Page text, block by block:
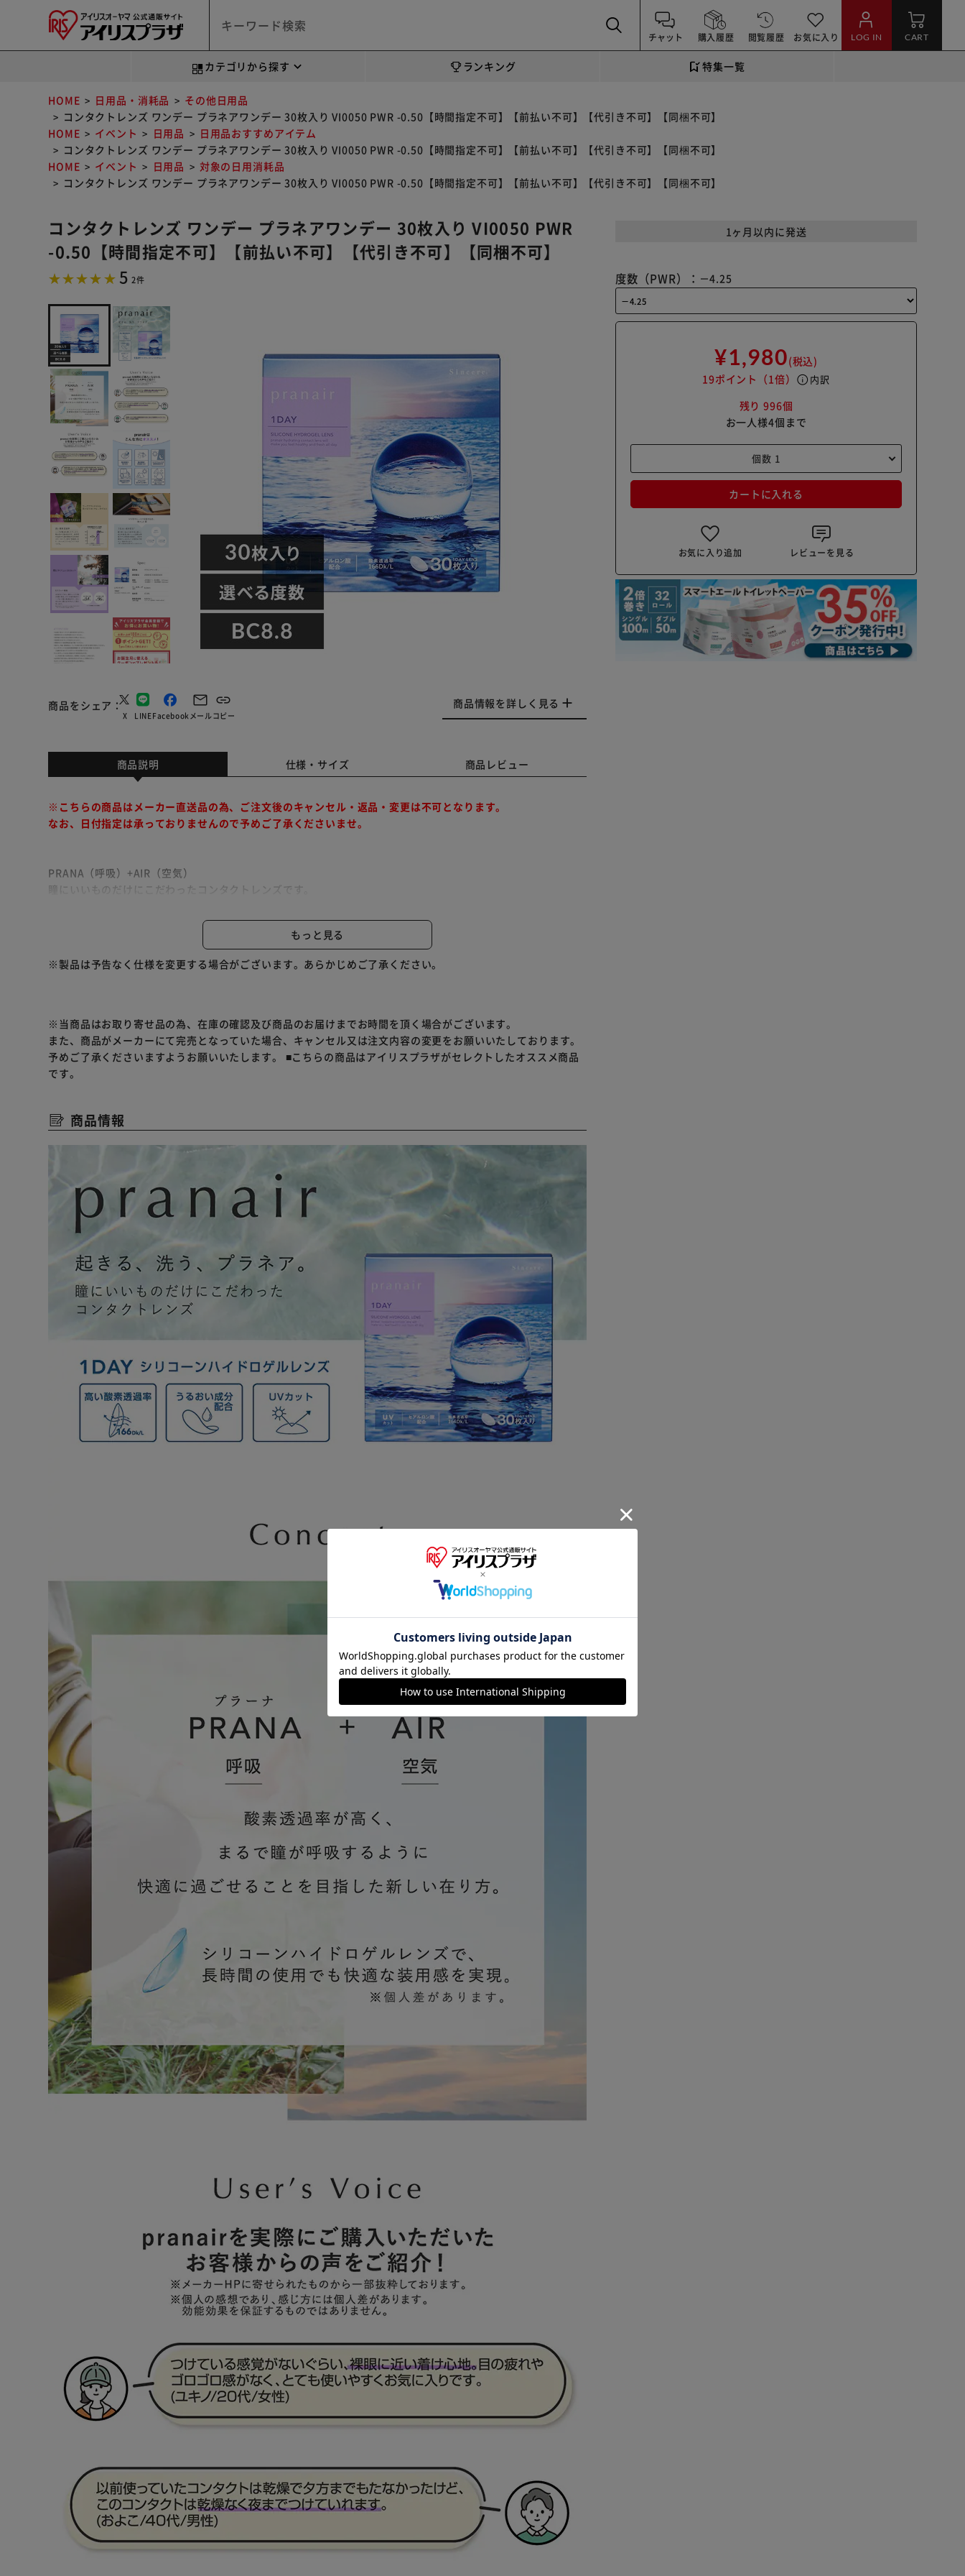
チャット 購入履歴 閲覧履歴 お気に入り LOG IN CART
カテゴリから探す ランキング 特集一覧
HOME 日用品・消耗品
その他日用品
コンタクトレンズ ワンデー プラネアワンデー 30枚入り VI0050 PWR -0.50【時間指定不可】【前払い不可】【代引き不可】【同梱不可】
HOME
イベント 日用品
日用品おすすめアイテム
コンタクトレンズ ワンデー プラネアワンデー 30枚入り VI0050 PWR -0.50【時間指定不可】【前払い不可】【代引き不可】【同梱不可】
HOME
イベント 日用品
対象の日用消耗品
コンタクトレンズ ワンデー プラネアワンデー 30枚入り VI0050 PWR -0.50【時間指定不可】【前払い不可】【代引き不可】【同梱不可】
コンタクトレンズ ワンデー プラネアワンデー 30枚入り VI0050 PWR
-0.50【時間指定不可】【前払い不可】【代引き不可】【同梱不可】
5 2件
商品をシェア
X LINEFacebookメールコピー
商品情報を詳しく見る
1ヶ月以内に発送
度数（PWR）： －4.25
¥1,980(税込)
19ポイント （1倍） info 内訳
残り 996個
お一人様4個まで
カートに入れる
お気に入り追加 レビューを見る
商品説明 仕様・サイズ 商品レビュー
※こちらの商品はメーカー直送品の為、ご注文後のキャンセル・返品・変更は不可となります。
なお、日付指定は承っておりませんので予めご了承くださいませ。
PRANA（呼吸）+AIR（空気）
瞳にいいものだけにこだわったコンタクトレンズです。
※こちらの商品はお取り寄せ商品のため、初期不良以外の返品・交換は承れませんので、あらかじめご了承くだ
※リニューアルに伴い、パッケージ・内容等予告なく変更する場合がございます。予めご了承ください。
・1日使い捨てレンズです。連続装用はできません。
・使用済みのレンズは再使用しないでください。
・眼科医から指示された時間内で使用してください。
・就寝前には必ずレンズをはずしてください。
※コンタクトレンズは目に直接のせて使用するものです。レンズの取扱い方法を誤ると、眼障害につながること
があります。
※必ず添付文書をよく読み、眼科医の指示を守り正しくご使用ください。
もっと見る
※製品は予告なく仕様を変更する場合がございます。あらかじめご了承ください。
※当商品はお取り寄せ品の為、在庫の確認及び商品のお届けまでお時間を頂く場合がございます。
また、商品がメーカーにて完売となっていた場合、キャンセル又は注文内容の変更をお願いいたしております。
予めご了承くださいますようお願いいたします。 ■こちらの商品はアイリスプラザがセレクトしたオススメ商品
です。
商品情報
※ご確認ください